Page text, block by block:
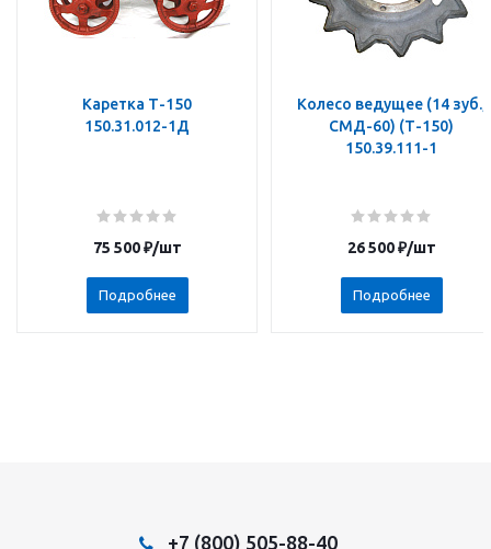
Каретка Т-150
150.31.012-1Д
75 500₽/шт
Подробнее
Колесо ведущее (14 зуб.,
СМД-60) (Т-150)
150.39.111-1
26 500₽/шт
Подробнее
+7 (800) 505-88-40